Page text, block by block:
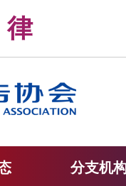
自 律
分支机